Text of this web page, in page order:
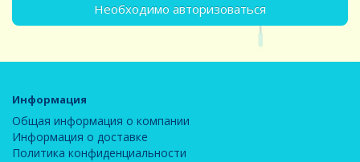
Необходимо авторизоваться
Информация
Общая информация о компании
Информация о доставке
Политика конфиденциальности